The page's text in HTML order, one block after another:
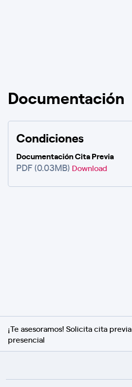
Documentación
Condiciones
Documentación Cita Previa
PDF (0.03MB) Download
¡Te asesoramos! Solicita cita previa
presencial